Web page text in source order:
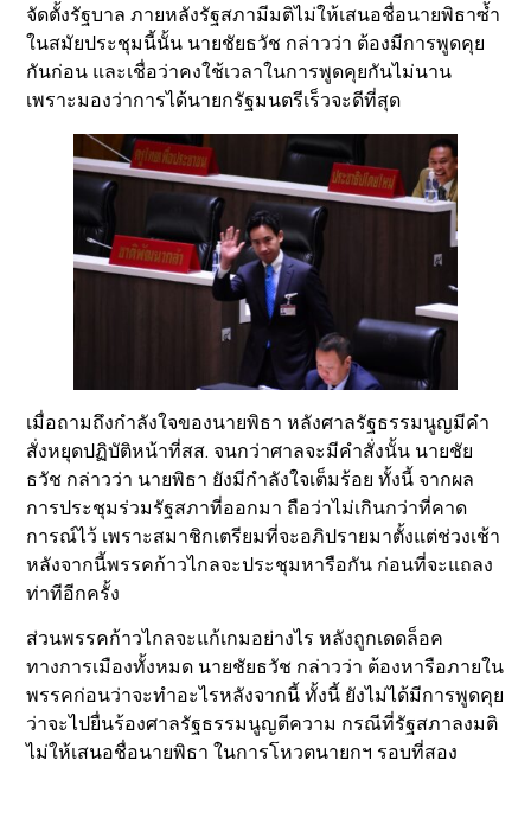
จัดตั้งรัฐบาล ภายหลังรัฐสภามีมติไม่ให้เสนอชื่อนายพิธาซ้ำ
ในสมัยประชุมนี้นั้น นายชัยธวัช กล่าวว่า ต้องมีการพูดคุย
กันก่อน และเชื่อว่าคงใช้เวลาในการพูดคุยกันไม่นาน
เพราะมองว่าการได้นายกรัฐมนตรีเร็วจะดีที่สุด
เมื่อถามถึงกำลังใจของนายพิธา หลังศาลรัฐธรรมนูญมีคำ
สั่งหยุดปฏิบัติหน้าที่สส. จนกว่าศาลจะมีคำสั่งนั้น นายชัย
ธวัช กล่าวว่า นายพิธา ยังมีกำลังใจเต็มร้อย ทั้งนี้ จากผล
การประชุมร่วมรัฐสภาที่ออกมา ถือว่าไม่เกินกว่าที่คาด
การณ์ไว้ เพราะสมาชิกเตรียมที่จะอภิปรายมาตั้งแต่ช่วงเช้า
หลังจากนี้พรรคก้าวไกลจะประชุมหารือกัน ก่อนที่จะแถลง
ท่าทีอีกครั้ง
ส่วนพรรคก้าวไกลจะแก้เกมอย่างไร หลังถูกเดดล็อค
ทางการเมืองทั้งหมด นายชัยธวัช กล่าวว่า ต้องหารือภายใน
พรรคก่อนว่าจะทำอะไรหลังจากนี้ ทั้งนี้ ยังไม่ได้มีการพูดคุย
ว่าจะไปยื่นร้องศาลรัฐธรรมนูญตีความ กรณีที่รัฐสภาลงมติ
ไม่ให้เสนอชื่อนายพิธา ในการโหวตนายกฯ รอบที่สอง